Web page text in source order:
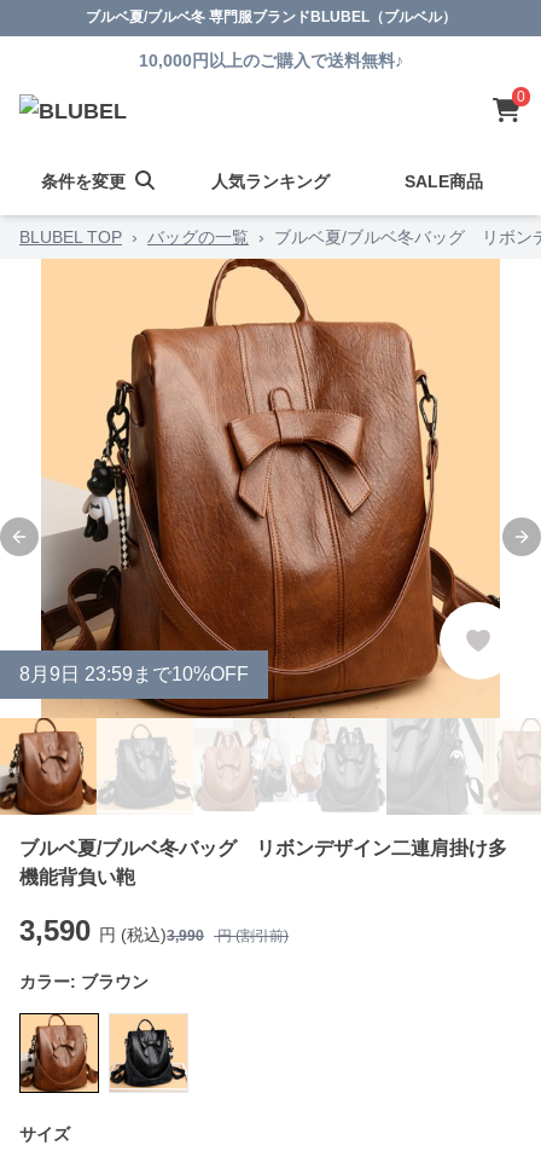
ブルベ夏/ブルベ冬 専門服ブランドBLUBEL（ブルベル）
10,000円以上のご購入で送料無料♪
0
条件を変更 人気ランキング SALE商品
BLUBEL TOP › バッグの一覧 › ブルベ夏/ブルベ冬バッグ リボン
Previous slide
8 月 9 日 23:59まで10%OFF
ブルベ夏/ブルベ冬バッグ リボンデザイン二連肩掛け多
機能背負い鞄
3,590 円 (税込)3,990 円 (割引前)
カラー: ブラウン
サイズ